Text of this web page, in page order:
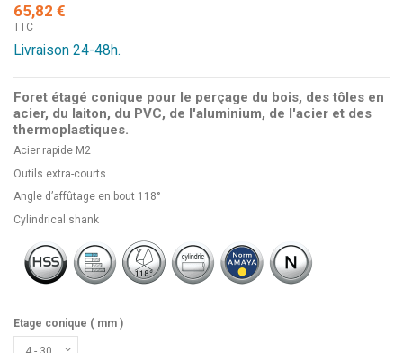
65,82 €
TTC
Livraison 24-48h.
Foret étagé conique pour le perçage du bois, des tôles en
acier, du laiton, du PVC, de l'aluminium, de l'acier et des
thermoplastiques.
Acier rapide M2
Outils extra-courts
Angle d’affûtage en bout 118°
Cylindrical shank
Etage conique ( mm )